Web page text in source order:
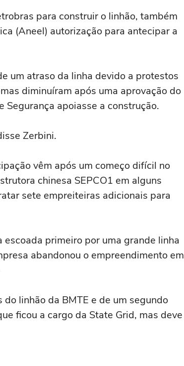
para construir o linhão, também
(Aneel) autorização para antecipar a
um atraso da linha devido a protestos
diminuíram após uma aprovação do
Segurança apoiasse a construção.
Zerbini.
vêm após um começo difícil no
chinesa SEPCO1 em alguns
sete empreiteiras adicionais para
primeiro por uma grande linha
abandonou o empreendimento em
linhão da BMTE e de um segundo
ficou a cargo da State Grid, mas deve